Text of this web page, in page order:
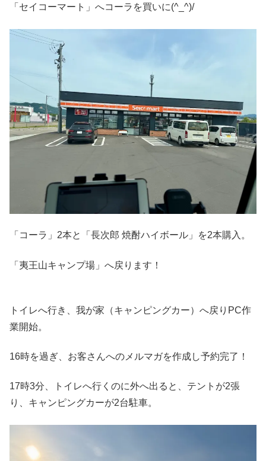
「セイコーマート」へコーラを買いに(^_^)/
「コーラ」2本と「長次郎 焼酎ハイボール」を2本購入。
「夷王山キャンプ場」へ戻ります！
トイレへ行き、我が家（キャンピングカー）へ戻りPC作
業開始。
16時を過ぎ、お客さんへのメルマガを作成し予約完了！
17時3分、トイレへ行くのに外へ出ると、テントが2張
り、キャンピングカーが2台駐車。